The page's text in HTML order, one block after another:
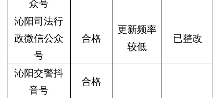
众号
沁阳司法行
政微信公众
号
合格
更新频率
较低
已整改
沁阳交警抖
音号
合格